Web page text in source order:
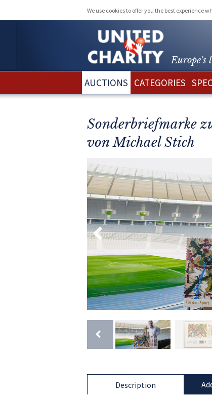
We use cookies to offer you the best experience
Europe's
AUCTIONS CATEGORIES
Sonderbriefmarke
von Michael Stich
Description